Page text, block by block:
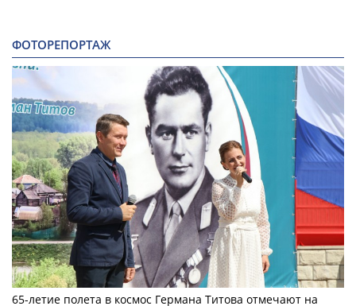
ФОТОРЕПОРТАЖ
65-летие полета в космос Германа Титова отмечают на